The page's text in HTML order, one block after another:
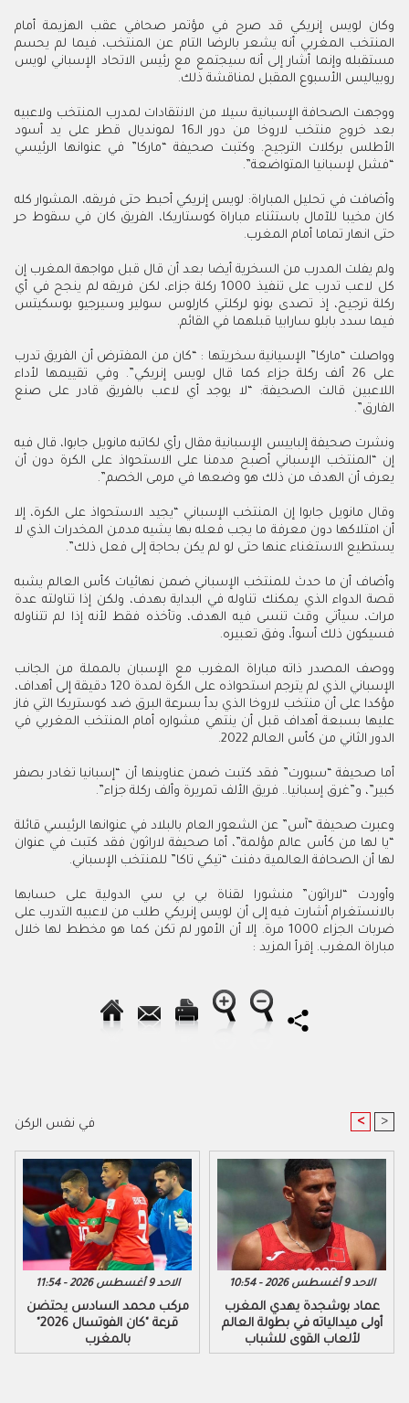
وكان لويس إنريكي قد صرح في مؤتمر صحافي عقب الهزيمة أمام
المنتخب المغربي أنه يشعر بالرضا التام عن المنتخب، فيما لم يحسم
مستقبله وإنما أشار إلى أنه سيجتمع مع رئيس الاتحاد الإسباني لويس
روبياليس الأسبوع المقبل لمناقشة ذلك.
ووجهت الصحافة الإسبانية سيلا من الانتقادات لمدرب المنتخب ولاعبيه
بعد خروج منتخب لاروخا من دور الـ16 لمونديال قطر على يد أسود
الأطلس بركلات الترجيح. وكتبت صحيفة “ماركا” في عنوانها الرئيسي
“فشل لإسبانيا المتواضعة”.
وأضافت في تحليل المباراة: لويس إنريكي أحبط حتى فريقه، المشوار كله
كان مخيبا للآمال باستثناء مباراة كوستاريكا، الفريق كان في سقوط حر
حتى انهار تماما أمام المغرب.
ولم يفلت المدرب من السخرية أيضا بعد أن قال قبل مواجهة المغرب إن
كل لاعب تدرب على تنفيذ 1000 ركلة جزاء، لكن فريقه لم ينجح في أي
ركلة ترجيح، إذ تصدى بونو لركلتي كارلوس سولير وسيرجيو بوسكيتس
فيما سدد بابلو سارابيا قبلهما في القائم.
وواصلت “ماركا” الإسيانية سخريتها : “كان من المفترض أن الفريق تدرب
على 26 ألف ركلة جزاء كما قال لويس إنريكي”. وفي تقييمها لأداء
اللاعبين قالت الصحيفة: “لا يوجد أي لاعب بالفريق قادر على صنع
الفارق”.
ونشرت صحيفة إلباييس الإسبانية مقال رأي لكاتبه مانويل جابوا، قال فيه
إن “المنتخب الإسباني أصبح مدمنا على الاستحواذ على الكرة دون أن
يعرف أن الهدف من ذلك هو وضعها في مرمى الخصم”.
وقال مانويل جابوا إن المنتخب الإسباني “يجيد الاستحواذ على الكرة، إلا
أن امتلاكها دون معرفة ما يجب فعله بها يشيه مدمن المخدرات الذي لا
يستطيع الاستغناء عنها حتى لو لم يكن بحاجة إلى فعل ذلك”.
وأضاف أن ما حدث للمنتخب الإسباني ضمن نهائيات كأس العالم يشبه
قصة الدواء الذي يمكنك تناوله في البداية بهدف، ولكن إذا تناولته عدة
مرات، سيأتي وقت تنسى فيه الهدف، وتأخذه فقط لأنه إذا لم تتناوله
فسيكون ذلك أسوأ، وفق تعبيره.
ووصف المصدر ذاته مباراة المغرب مع الإسبان بالمملة من الجانب
الإسباني الذي لم يترجم استحواذه على الكرة لمدة 120 دقيقة إلى أهداف،
مؤكدا على أن منتخب لاروخا الذي بدأ بسرعة البرق ضد كوستريكا التي فاز
عليها بسبعة أهداف قبل أن ينتهي مشواره أمام المنتخب المغربي في
الدور الثاني من كأس العالم 2022.
أما صحيفة “سبورت” فقد كتبت ضمن عناوينها أن “إسبانيا تغادر بصفر
كبير”، و”غرق إسبانيا.. فريق الألف تمريرة وألف ركلة جزاء”.
وعبرت صحيفة “آس” عن الشعور العام بالبلاد في عنوانها الرئيسي قائلة
“يا لها من كأس عالم مؤلمة”، أما صحيفة لاراثون فقد كتبت في عنوان
لها أن الصحافة العالمية دفنت “تيكي تاكا” للمنتخب الإسباني.
وأوردت “لاراثون” منشورا لقناة بي بي سي الدولية على حسابها
بالانستغرام أشارت فيه إلى أن لويس إنريكي طلب من لاعبيه التدرب على
ضربات الجزاء 1000 مرة. إلا أن الأمور لم تكن كما هو مخطط لها خلال
مباراة المغرب. إقرأ المزيد :
في نفس الركن < >
الاحد 9 أغسطس 2026 - 11:54
مركب محمد السادس يحتضن
قرعة "كان الفوتسال 2026"
بالمغرب
الاحد 9 أغسطس 2026 - 10:54
عماد بوشجدة يهدي المغرب
أولى ميدالياته في بطولة العالم
لألعاب القوى للشباب